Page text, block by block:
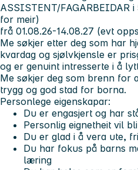
ASSISTENT/FAGARBEIDAR
for meir)
frå 01.08.26-14.08.27 (evt
Me søkjer etter deg som har
kvardag og sjølvkjensle er
og er genuint intresserte i å
Me søkjer deg som brenn for
trygg og god stad for borna.
Personlege eigenskapar:
Du er engasjert og har
Personlig eignetheit vil
Du er glad i å vera ute,
Du har fokus på barns
læring